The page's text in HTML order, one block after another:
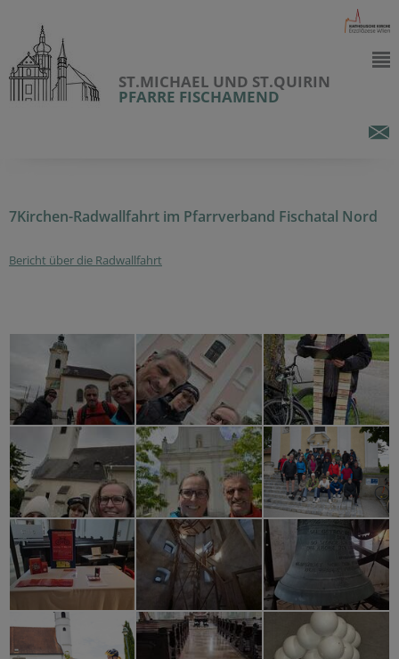
ST.MICHAEL UND ST.QUIRIN
PFARRE FISCHAMEND
7Kirchen-Radwallfahrt im Pfarrverband Fischatal Nord
Bericht über die Radwallfahrt